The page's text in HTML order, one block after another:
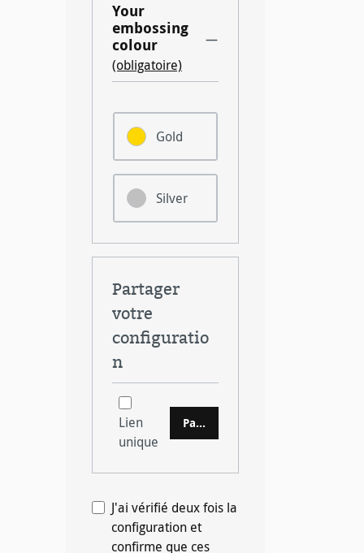
Your
embossing
colour
(obligatoire)
Gold
Silver
Partager
votre
configuratio
n
Lien
unique
Partager
J'ai vérifié deux fois la
configuration et
confirme que ces